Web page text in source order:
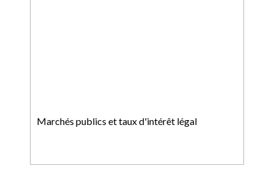
Marchés publics et taux d'intérêt légal